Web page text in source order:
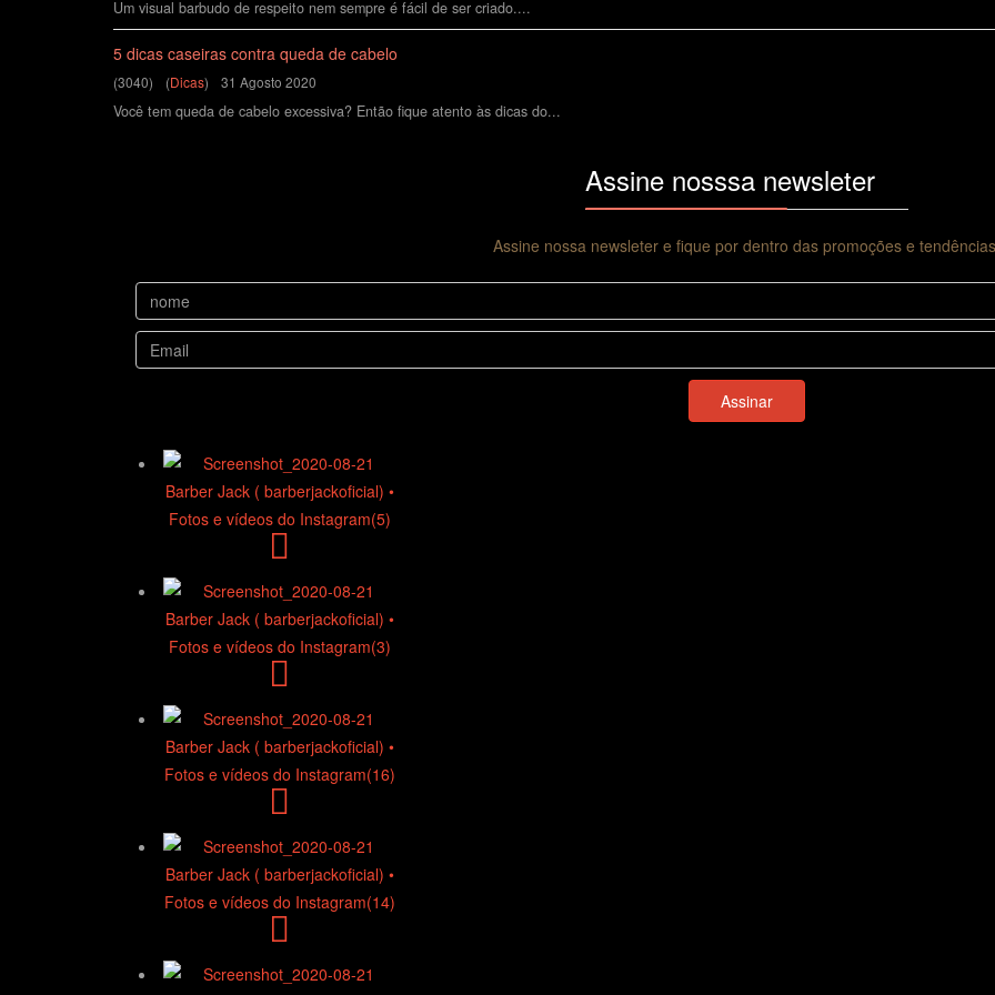
Um visual barbudo de respeito nem sempre é fácil de ser criado....
5 dicas caseiras contra queda de cabelo
(3040) (Dicas) 31 Agosto 2020
Você tem queda de cabelo excessiva? Então fique atento às dicas do...
Assine nosssa newsleter
Assine nossa newsleter e fique por dentro das promoções e